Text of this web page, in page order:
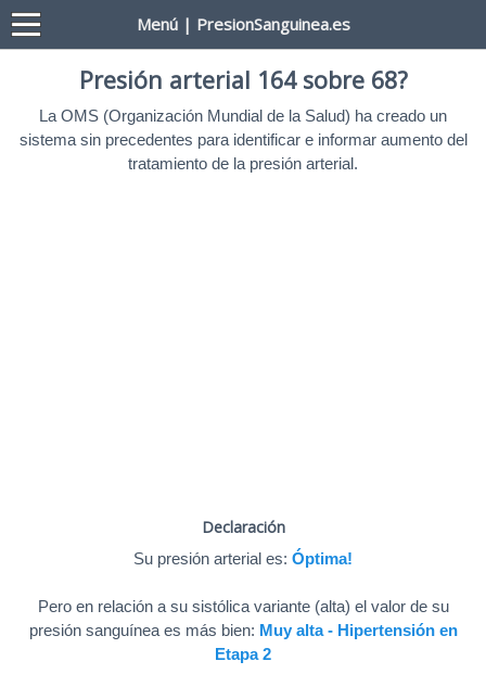
Menú | PresionSanguinea.es
Presión arterial 164 sobre 68?
La OMS (Organización Mundial de la Salud) ha creado un
sistema sin precedentes para identificar e informar aumento del
tratamiento de la presión arterial.
Declaración
Su presión arterial es: Óptima!
Pero en relación a su sistólica variante (alta) el valor de su
presión sanguínea es más bien: Muy alta - Hipertensión en
Etapa 2